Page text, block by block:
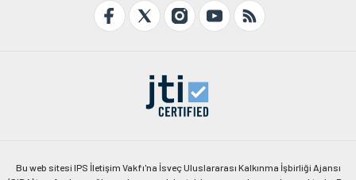
Bu web sitesi IPS İletişim Vakfı'na İsveç Uluslararası Kalkınma İşbirliği Ajansı